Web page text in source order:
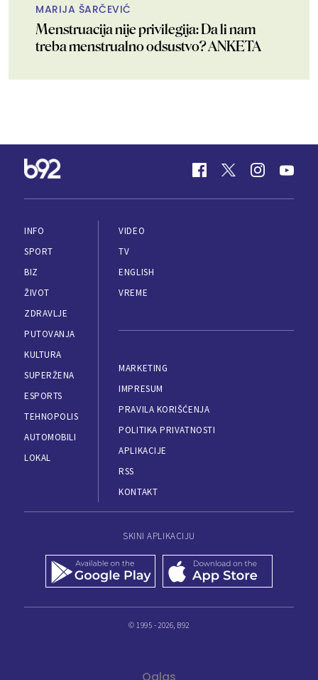
MARIJA ŠARČEVIĆ
Menstruacija nije privilegija: Da li nam
treba menstrualno odsustvo? ANKETA
INFO
SPORT
BIZ
ŽIVOT
ZDRAVLJE
PUTOVANJA
KULTURA
SUPERŽENA
ESPORTS
TEHNOPOLIS
AUTOMOBILI
LOKAL
VIDEO
TV
ENGLISH
VREME
MARKETING
IMPRESUM
PRAVILA KORIŠĆENJA
POLITIKA PRIVATNOSTI
APLIKACIJE
RSS
KONTAKT
SKINI APLIKACIJU
© 1995 - 2026, B92